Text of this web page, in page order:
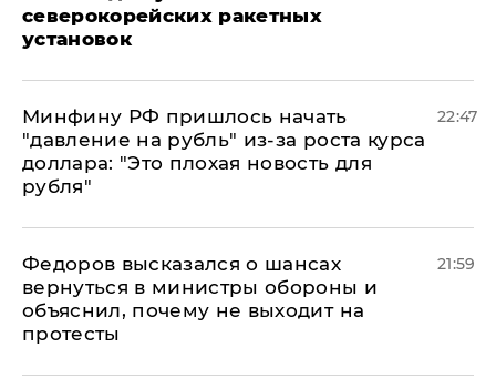
северокорейских ракетных
установок
Минфину РФ пришлось начать
"давление на рубль" из-за роста курса
доллара: "Это плохая новость для
рубля"
22:47
Федоров высказался о шансах
вернуться в министры обороны и
объяснил, почему не выходит на
протесты
21:59